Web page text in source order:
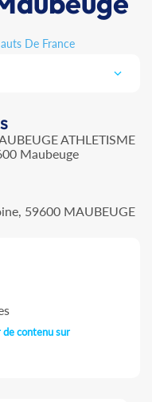
De France
ATHLETISME
Maubeuge
59600 MAUBEUGE
de contenu sur